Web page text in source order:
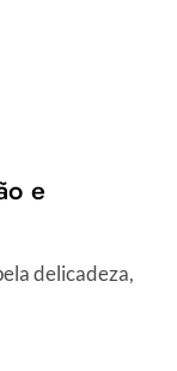
e
delicadeza,